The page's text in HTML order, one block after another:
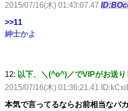
2015/07/16(木) 01:43:07.47
>>11
紳士かよ
12: 以下、＼(^o^)／でVIPがお送り
2015/07/16(木) 01:36:21.41
本気で言ってるならお前相当なバ